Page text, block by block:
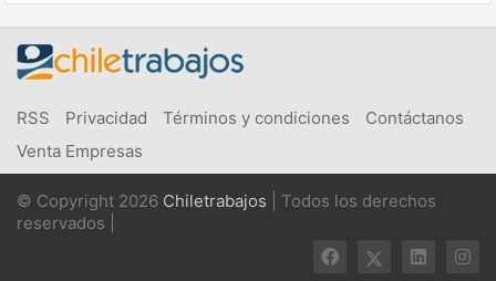
RSS Privacidad Términos y condiciones
Contáctanos
Venta Empresas
© Copyright 2026 Chiletrabajos | Todos los derechos
reservados |